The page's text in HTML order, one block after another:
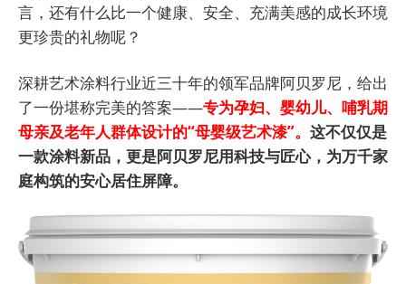
言，还有什么比一个健康、安全、充满美感的成长环境
更珍贵的礼物呢？
深耕艺术涂料行业近三十年的领军品牌阿贝罗尼，给出
了一份堪称完美的答案——专为孕妇、婴幼儿、哺乳期
母亲及老年人群体设计的“母婴级艺术漆”。 这不仅仅是
一款涂料新品，更是阿贝罗尼用科技与匠心，为万千家
庭构筑的安心居住屏障。